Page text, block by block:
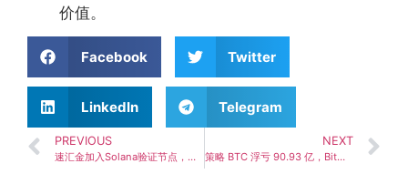
价值。
Facebook Twitter
LinkedIn Telegram
PREVIOUS
速汇金加入Solana验证节点，打造区块链支付新生态
NEXT
策略 BTC 浮亏 90.93 亿，BitMine ETH 浮亏 93.2 亿——加密货币市场巨头亏损状况曝光